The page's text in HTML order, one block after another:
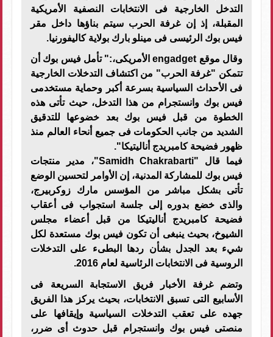
التدخل الخارجية فى الانتخابات النصفية الأمريكية
المقبلة، إذ إن غرفة الحرب سيتم بناؤها داخل مقر
فيس بوك الرئيسى فى مينلو بارك بولاية كاليفورنيا.
وقال موقع engadget الأمريكى،:" تأمل فيس بوك أن
تتمكن "غرفة الحرب" من اكتشاف التدخلات الخارجية
فى الأحداث السياسية بسرعة أكبر وحماية مستخدمى
فيس بوك وانستجرام من هذا التدخل، حيث تأتى هذه
الخطوة من قبل فيس بوك بعد خضوعها للتدقيق
الشديد من جانب الحكومات فى جميع أنحاء العالم منذ
ظهور فضيحة كامبريدج أناليتيكا".
فيما قال "Samidh Chakrabarti"، مدير منتجات
فيس بوك للمشاركة المدنية، إن الأوامر لتحسين الوضع
تأتى بشكل مباشر من المؤسس مارك زوكربيرج،
والذى خضع بدوره إلى جلسة استجواب فى أعقاب
فضيحة كامبريدج أناليتيكا من قبل أعضاء مجلس
الشيوخ، بحيث ينبغى أن تكون فيس بوك مستعدة لكل
شيء بعد الجدل بشأن ردها البطىء على التدخلات
الروسية فى الانتخابات الرئاسية لعام 2016.
وتضم غرفة الأخبار فريق الاستجابة السريعة فى
الأسابيع التى تسبق الانتخابات، بحيث يركز هذا الفريق
جهده على تعقب التدخلات السياسية وإيقافها على
منصتى فيس بوك وانستجرام قبل حدوث أى ضرر،